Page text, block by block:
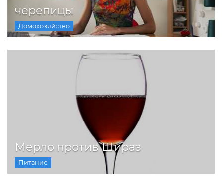
черепицы
Домохозяйство
Мерло против Шираз
Питание